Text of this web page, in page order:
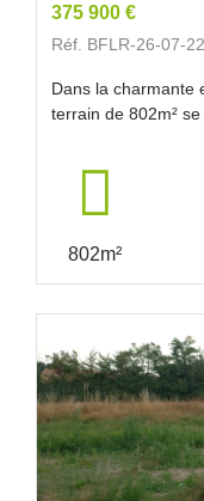
375 900 €
Réf. BFLR-26-07-
Dans la charmante
terrain de 802m²
802m²